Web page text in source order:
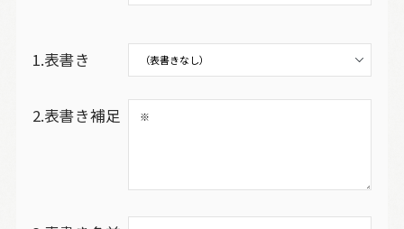
1.表書き
2.表書き補足